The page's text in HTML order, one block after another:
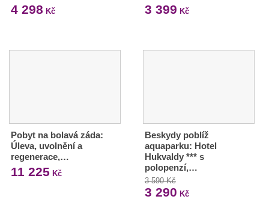
4 298 Kč 3 399 Kč
Pobyt na bolavá záda:
Úleva, uvolnění a
regenerace,…
11 225 Kč
Beskydy poblíž
aquaparku: Hotel
Hukvaldy *** s
polopenzí,…
3 590 Kč
3 290 Kč